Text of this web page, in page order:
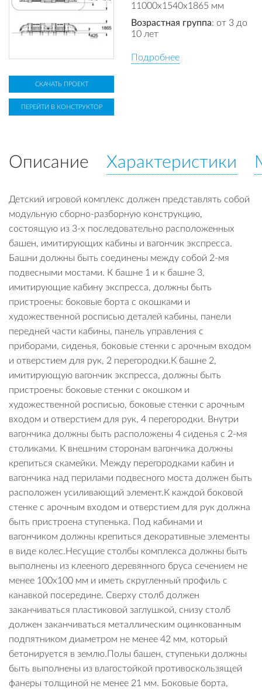
11000x1540x1865 мм
Возрастная группа: от 3 до
10 лет
Подробнее
СКАЧАТЬ ПРОЕКТ
ПЕРЕЙТИ В КОНСТРУКТОР
Описание Характеристики
Детский игровой комплекс должен представлять собой
модульную сборно-разборную конструкцию,
состоящую из 3-х последовательно расположенных
башен, имитирующих кабины и вагончик экспресса.
Башни должны быть соединены между собой 2-мя
подвесными мостами. К башне 1 и к башне 3,
имитирующие кабину экспресса, должны быть
пристроены: боковые борта с окошками и
художественной росписью деталей кабины, панели
передней части кабины, панель управления с
приборами, сиденья, боковые стенки с арочным входом
и отверстием для рук, 2 перегородки.К башне 2,
имитирующую вагончик экспресса, должны быть
пристроены: боковые стенки с окошком и
художественной росписью, боковые стенки с арочным
входом и отверстием для рук, 4 перегородки. Внутри
вагончика должны быть расположены 4 сиденья с 2-мя
столиками. К внешним сторонам вагончика должны
крепиться скамейки. Между перегородками кабин и
вагончика над перилами подвесного моста должен быть
расположен усиливающий элемент.К каждой боковой
стенке с арочным входом и отверстием для рук должна
быть пристроена ступенька. Под кабинами и
вагончиком должны крепиться декоративные элементы
в виде колес.Несущие столбы комплекса должны быть
выполнены из клееного деревянного бруса сечением не
менее 100х100 мм и иметь скругленный профиль с
канавкой посередине. Сверху столб должен
заканчиваться пластиковой заглушкой, снизу столб
должен заканчиваться металлическим оцинкованным
подпятником диаметром не менее 42 мм, который
бетонируется в землю.Полы башен, ступеньки должны
быть выполнены из влагостойкой противоскользящей
фанеры толщиной не менее 21 мм. Боковые борта,